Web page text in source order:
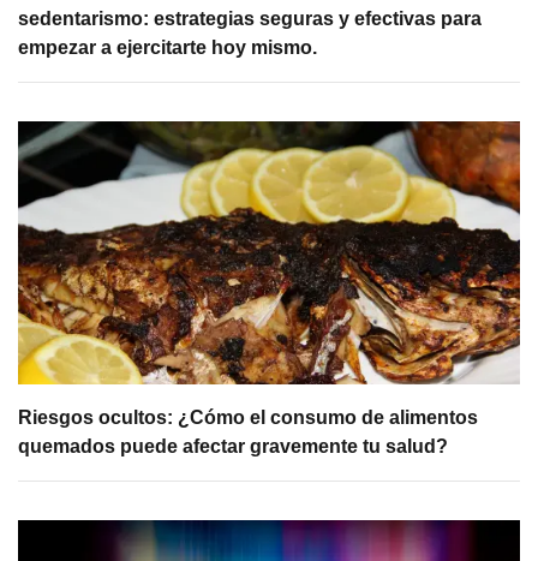
sedentarismo: estrategias seguras y efectivas para
empezar a ejercitarte hoy mismo.
Riesgos ocultos: ¿Cómo el consumo de alimentos
quemados puede afectar gravemente tu salud?